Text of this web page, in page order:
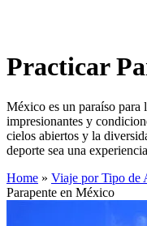
Practicar
México es un paraíso para
impresionantes y
cielos abiertos y la
deporte sea una
Home » Viaje por Tipo de
Parapente en México